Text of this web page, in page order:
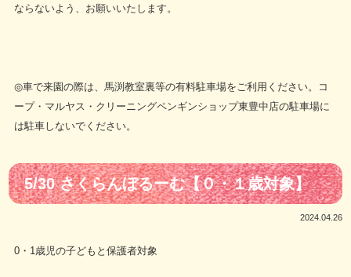
ならないよう、お願いいたします。
◎車で来園の際は、馬渕教室裏等の有料駐車場をご利用ください。コ
ープ・マルヤス・クリーニングペンギンショップ東豊中店の駐車場に
は駐車しないでください。
5/30 さくらんぼるーむ【０・１歳対象】
2024.04.26
0・1歳児の子どもと保護者対象